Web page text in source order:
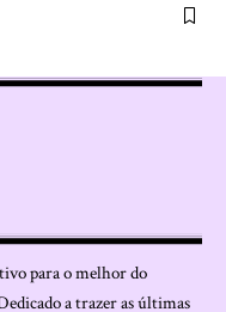
para o melhor do
a trazer as últimas